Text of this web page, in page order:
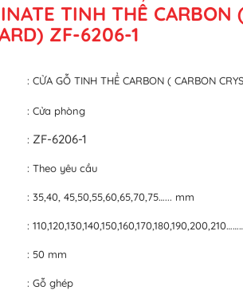
TINH THỂ CARBON
ZF-6206-1
: CỬA GỖ TINH THỂ CARBON ( CARBON
: Cửa phòng
: ZF-6206-1
: Theo yêu cầu
: 35,40, 45,50,55,60,65,70,75…... mm
:
: 50 mm
: Gỗ ghép